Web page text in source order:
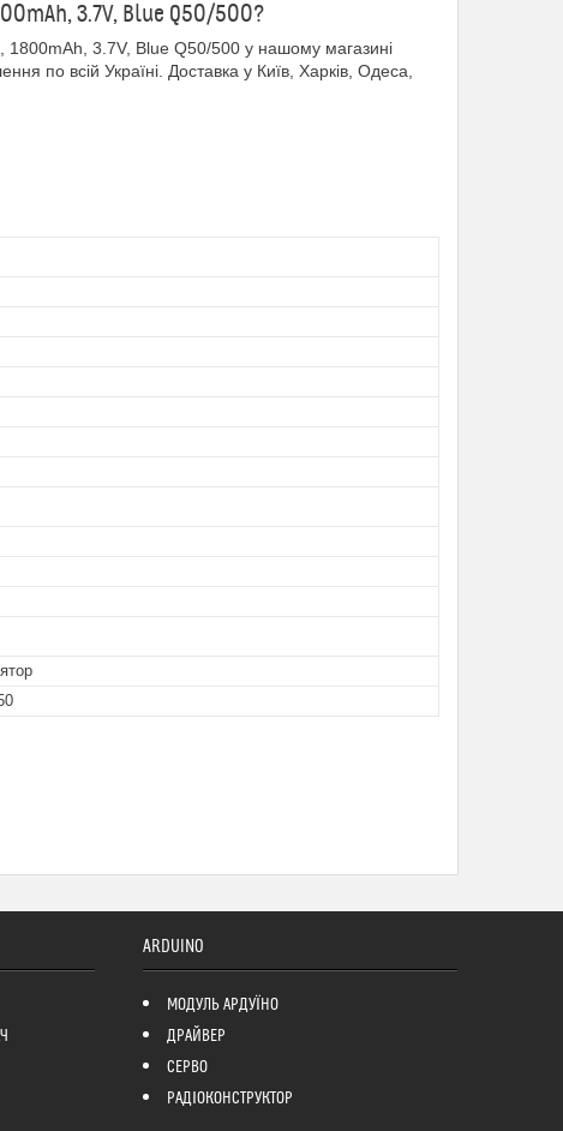
3.7V, Blue Q50/500?
3.7V, Blue Q50/500 у нашому магазині
по всій Україні. Доставка у Київ, Харків, Одеса,
ARDUINO
МОДУЛЬ АРДУЇНО
ДРАЙВЕР
СЕРВО
РАДІОКОНСТРУКТОР